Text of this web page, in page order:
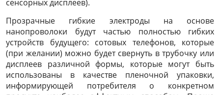
сенсорных дисплеев).
Прозрачные гибкие электроды на основе
нанопроволоки будут частью полностью гибких
устройств будущего: сотовых телефонов, которые
(при желании) можно будет свернуть в трубочку или
дисплеев различной формы, которые могут быть
использованы в качестве пленочной упаковки,
информирующей потребителя о конкретном